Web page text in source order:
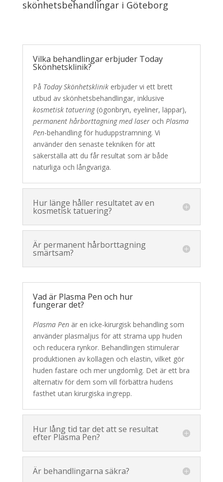
skönhetsbehandlingar i Göteborg
Vilka behandlingar erbjuder Today
Skönhetsklinik?
På Today Skönhetsklinikerbjuder vi ett brett
utbud av skönhetsbehandlingar, inklusive
kosmetisk tatuering(ögonbryn, eyeliner, läppar),
permanent hårborttagning med laseroch Plasma
Pen-behandling för huduppstramning. Vi
använder den senaste tekniken för att
säkerställa att du får resultat som är både
naturliga och långvariga.
Hur länge håller resultatet av en
kosmetisk tatuering?
Är permanent hårborttagning
smärtsam?
Vad är Plasma Pen och hur
fungerar det?
Plasma Penär en icke-kirurgisk behandling som
använder plasmaljus för att strama upp huden
och reducera rynkor. Behandlingen stimulerar
produktionen av kollagen och elastin, vilket gör
huden fastare och mer ungdomlig. Det är ett bra
alternativ för dem som vill förbättra hudens
fasthet utan kirurgiska ingrepp.
Hur lång tid tar det att se resultat
efter Plasma Pen?
Är behandlingarna säkra?